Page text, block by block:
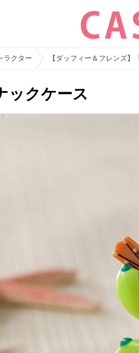
ラクター 【ダッフィー＆フレンズ
ックケース